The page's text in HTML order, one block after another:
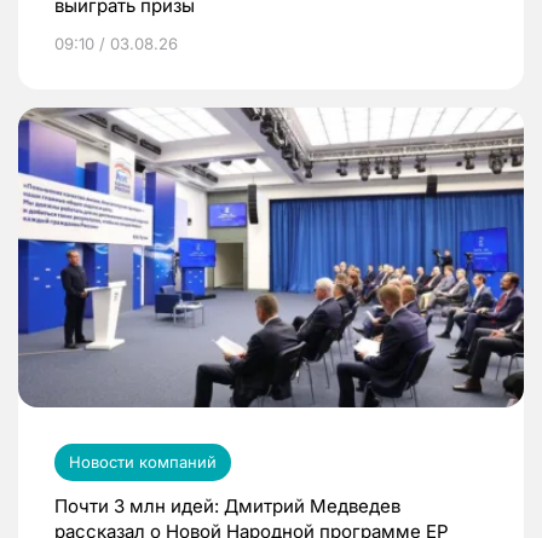
выиграть призы
09:10 / 03.08.26
Новости компаний
Почти 3 млн идей: Дмитрий Медведев
рассказал о Новой Народной программе ЕР